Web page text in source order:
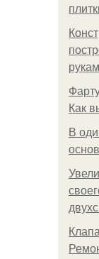
Как
В